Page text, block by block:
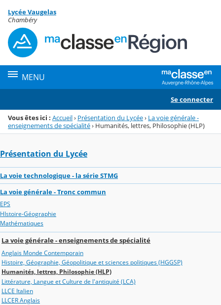
Menu de la rubrique
Contenu
Lycée Vaugelas
Chambéry
MENU
Se connecter
Vous êtes ici : Accueil› Présentation du Lycée› La voie générale -
enseignements de spécialité› Humanités, lettres, Philosophie (HLP)
Présentation du Lycée
La voie technologique - la série STMG
La voie générale - Tronc commun
EPS
HIstoire-Géographie
Mathématiques
La voie générale - enseignements de spécialité
Anglais Monde Contemporain
Histoire, Géographie, Géopolitique et sciences politiques (HGGSP)
Humanités, lettres, Philosophie (HLP)
Littérature, Langue et Culture de l'antiquité (LCA)
LLCE Italien
LLCER Anglais